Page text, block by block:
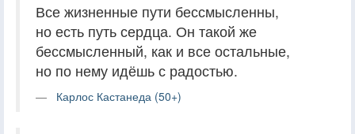
Все жизненные пути бессмысленны,
но есть путь сердца. Он такой же
бессмысленный, как и все остальные,
но по нему идёшь с радостью.
Карлос Кастанеда (50+)